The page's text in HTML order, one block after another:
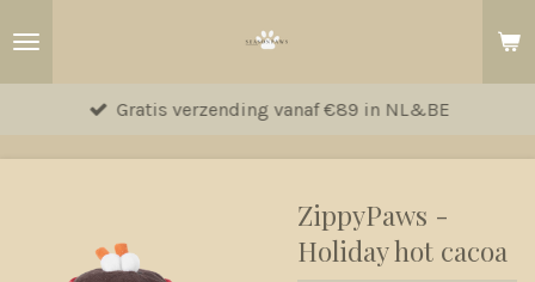
hoofdinhoud
Gratis verzending vanaf €89 in NL&BE
ZippyPaws -
Holiday hot cacoa